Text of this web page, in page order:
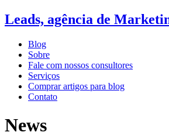
Leads, agência de
Blog
Sobre
Fale com nossos consultores
Serviços
Comprar artigos para blog
Contato
News